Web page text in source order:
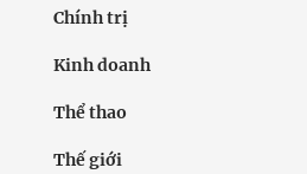
Chính trị
Kinh doanh
Thể thao
Thế giới